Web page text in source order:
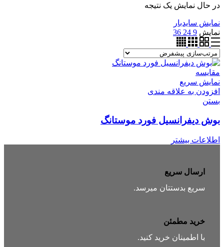
در حال نمایش یک نتیجه
نمایش سایدبار
نمایش 9
24
36
مقایسه
نمایش سریع
افزودن به علاقه مندی
بستن
بوش دیفرانسیل فورد موستانگ
اطلاعات بیشتر
ارسال سریع
سریع بدستتان میرسد.
خرید مطمئن
با اطمینان خرید کنید.